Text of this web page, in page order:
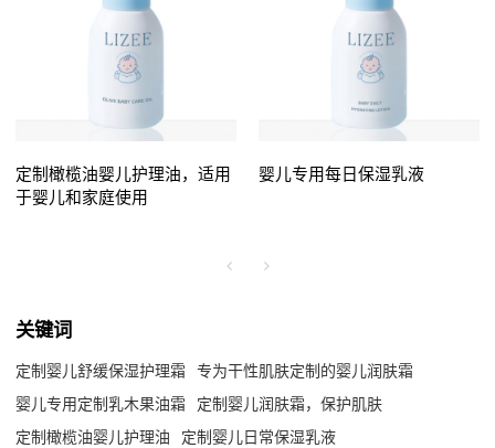
定制橄榄油婴儿护理油，适用
于婴儿和家庭使用
婴儿专用每日保湿乳液
关键词
定制婴儿舒缓保湿护理霜
专为干性肌肤定制的婴儿润肤霜
婴儿专用定制乳木果油霜
定制婴儿润肤霜，保护肌肤
定制橄榄油婴儿护理油
定制婴儿日常保湿乳液